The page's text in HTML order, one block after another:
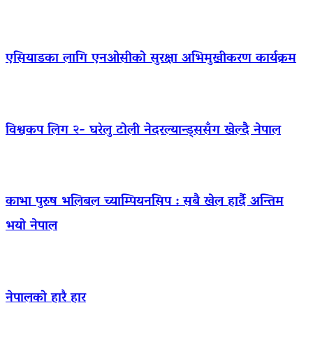
एसियाडका लागि एनओसीको सुरक्षा अभिमुखीकरण कार्यक्रम
विश्वकप लिग २- घरेलु टोली नेदरल्यान्ड्ससँग खेल्दै नेपाल
काभा पुरुष भलिबल च्याम्पियनसिप : सबै खेल हार्दै अन्तिम
भयो नेपाल
नेपालको हारै हार